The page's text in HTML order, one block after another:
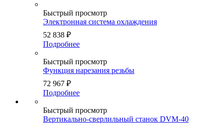
Быстрый просмотр
Электронная система охлаждения
52 838 ₽
Подробнее
Быстрый просмотр
Функция нарезания резьбы
72 967 ₽
Подробнее
Быстрый просмотр
Вертикально-сверлильный станок DVM-40